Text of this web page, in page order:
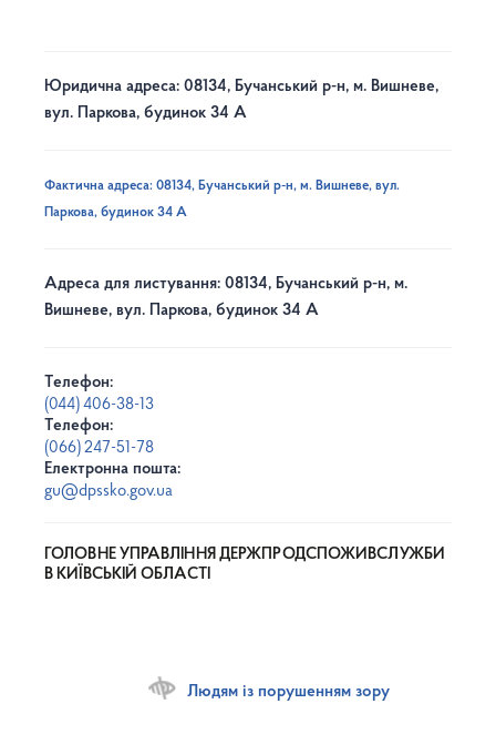
Юридична адреса: 08134, Бучанський р-н, м. Вишневе,
вул. Паркова, будинок 34 А
Фактична адреса: 08134, Бучанський р-н, м. Вишневе, вул.
Паркова, будинок 34 А
Адреса для листування: 08134, Бучанський р-н, м.
Вишневе, вул. Паркова, будинок 34 А
Телефон:
(044) 406-38-13
Телефон:
(066) 247-51-78
Електронна пошта:
gu@dpssko.gov.ua
ГОЛОВНЕ УПРАВЛІННЯ ДЕРЖПРОДСПОЖИВСЛУЖБИ
В КИЇВСЬКІЙ ОБЛАСТІ
Людям із порушенням зору